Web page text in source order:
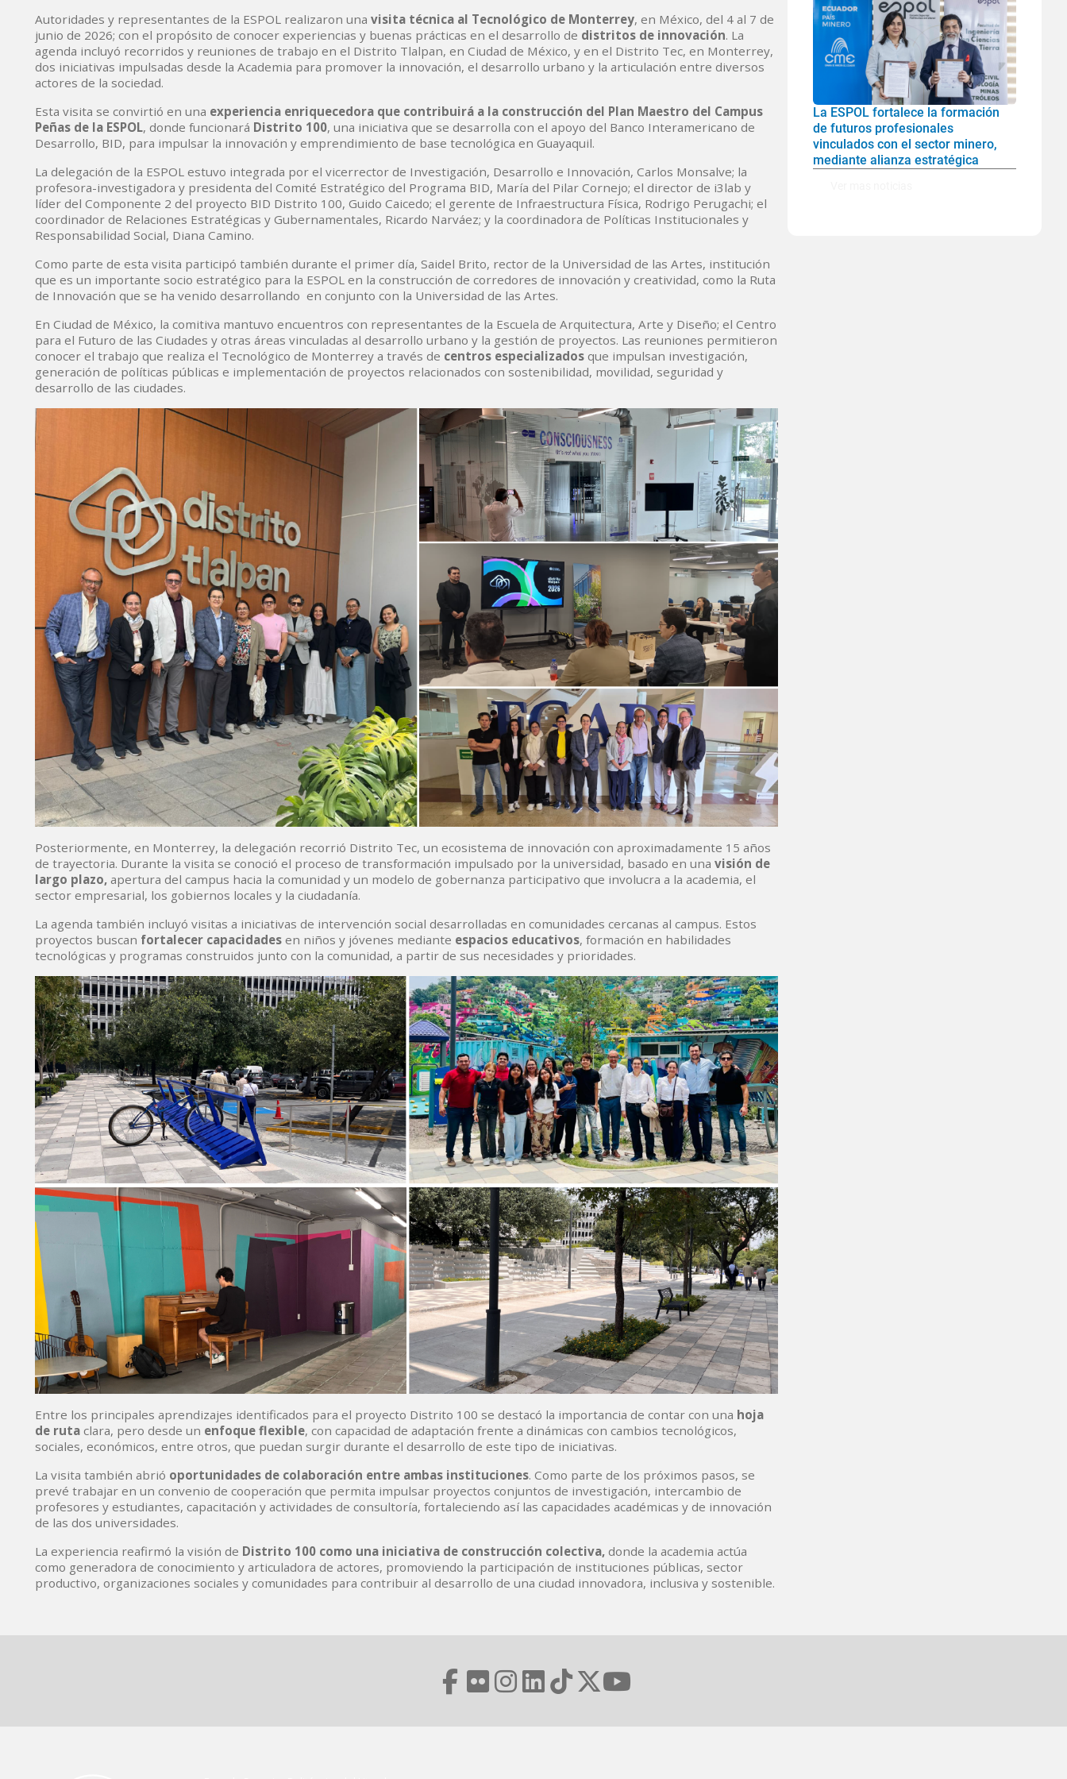
Autoridades y representantes de la ESPOL realizaron una visita técnica al Tecnológico de Monterrey, en México, del 4 al 7 de
junio de 2026; con el propósito de conocer experiencias y buenas prácticas en el desarrollo de distritos de innovación. La
agenda incluyó recorridos y reuniones de trabajo en el Distrito Tlalpan, en Ciudad de México, y en el Distrito Tec, en Monterrey,
dos iniciativas impulsadas desde la Academia para promover la innovación, el desarrollo urbano y la articulación entre diversos
actores de la sociedad.
Esta visita se convirtió en una experiencia enriquecedora que contribuirá a la construcción del Plan Maestro del Campus
Peñas de la ESPOL, donde funcionará Distrito 100, una iniciativa que se desarrolla con el apoyo del Banco Interamericano de
Desarrollo, BID, para impulsar la innovación y emprendimiento de base tecnológica en Guayaquil.
La delegación de la ESPOL estuvo integrada por el vicerrector de Investigación, Desarrollo e Innovación, Carlos Monsalve; la
profesora-investigadora y presidenta del Comité Estratégico del Programa BID, María del Pilar Cornejo; el director de i3lab y
líder del Componente 2 del proyecto BID Distrito 100, Guido Caicedo; el gerente de Infraestructura Física, Rodrigo Perugachi; el
coordinador de Relaciones Estratégicas y Gubernamentales, Ricardo Narváez; y la coordinadora de Políticas Institucionales y
Responsabilidad Social, Diana Camino.
Como parte de esta visita participó también durante el primer día, Saidel Brito, rector de la Universidad de las Artes, institución
que es un importante socio estratégico para la ESPOL en la construcción de corredores de innovación y creatividad, como la Ruta
de Innovación que se ha venido desarrollando en conjunto con la Universidad de las Artes.
En Ciudad de México, la comitiva mantuvo encuentros con representantes de la Escuela de Arquitectura, Arte y Diseño; el Centro
para el Futuro de las Ciudades y otras áreas vinculadas al desarrollo urbano y la gestión de proyectos. Las reuniones permitieron
conocer el trabajo que realiza el Tecnológico de Monterrey a través de centros especializados que impulsan investigación,
generación de políticas públicas e implementación de proyectos relacionados con sostenibilidad, movilidad, seguridad y
desarrollo de las ciudades.
Posteriormente, en Monterrey, la delegación recorrió Distrito Tec, un ecosistema de innovación con aproximadamente 15 años
de trayectoria. Durante la visita se conoció el proceso de transformación impulsado por la universidad, basado en una visión de
largo plazo, apertura del campus hacia la comunidad y un modelo de gobernanza participativo que involucra a la academia, el
sector empresarial, los gobiernos locales y la ciudadanía.
La agenda también incluyó visitas a iniciativas de intervención social desarrolladas en comunidades cercanas al campus. Estos
proyectos buscan fortalecer capacidades en niños y jóvenes mediante espacios educativos, formación en habilidades
tecnológicas y programas construidos junto con la comunidad, a partir de sus necesidades y prioridades.
Entre los principales aprendizajes identificados para el proyecto Distrito 100 se destacó la importancia de contar con una hoja
de ruta clara, pero desde un enfoque flexible, con capacidad de adaptación frente a dinámicas con cambios tecnológicos,
sociales, económicos, entre otros, que puedan surgir durante el desarrollo de este tipo de iniciativas.
La visita también abrió oportunidades de colaboración entre ambas instituciones. Como parte de los próximos pasos, se
prevé trabajar en un convenio de cooperación que permita impulsar proyectos conjuntos de investigación, intercambio de
profesores y estudiantes, capacitación y actividades de consultoría, fortaleciendo así las capacidades académicas y de innovación
de las dos universidades.
La experiencia reafirmó la visión de Distrito 100 como una iniciativa de construcción colectiva, donde la academia actúa
como generadora de conocimiento y articuladora de actores, promoviendo la participación de instituciones públicas, sector
productivo, organizaciones sociales y comunidades para contribuir al desarrollo de una ciudad innovadora, inclusiva y sostenible.
La ESPOL fortalece la formación
de futuros profesionales
vinculados con el sector minero,
mediante alianza estratégica